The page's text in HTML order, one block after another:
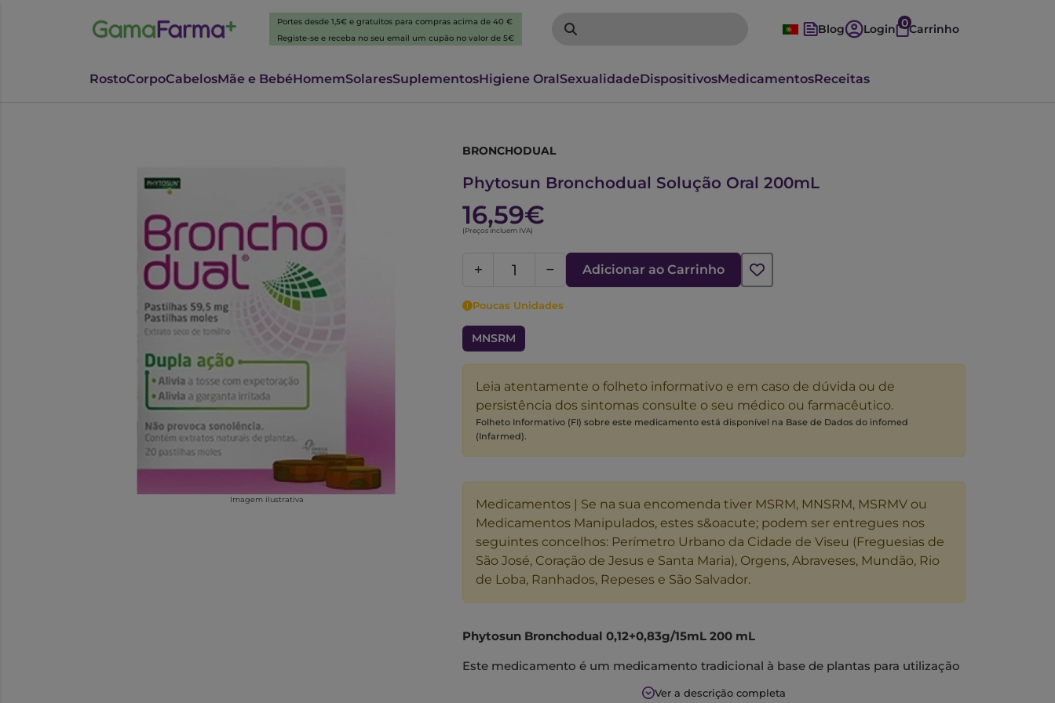
Portes desde 1,5€ e gratuitos para compras acima de 40 €
Registe-se e receba no seu email um cupão no valor de 5€
Blog Login 0Carrinho
RostoCorpoCabelosMãe e BebéHomemSolaresSuplementosHigiene OralSexualidadeDispositivosMedicamentosReceitas
Imagem ilustrativa
BRONCHODUAL
Phytosun Bronchodual Solução Oral 200mL
16,59€
(Preços incluem IVA)
Adicionar ao Carrinho
Poucas Unidades
MNSRM
Leia atentamente o folheto informativo e em caso de dúvida ou de
persistência dos sintomas consulte o seu médico ou farmacêutico.
Folheto Informativo (FI) sobre este medicamento está disponível na Base de Dados do infomed
(Infarmed).
Medicamentos | Se na sua encomenda tiver MSRM, MNSRM, MSRMV ou
Medicamentos Manipulados, estes s&oacute; podem ser entregues nos
seguintes concelhos: Perímetro Urbano da Cidade de Viseu (Freguesias de
São José, Coração de Jesus e Santa Maria), Orgens, Abraveses, Mundão, Rio
de Loba, Ranhados, Repeses e São Salvador.
Phytosun Bronchodual 0,12+0,83g/15mL 200 mL
Este medicamento é um medicamento tradicional à base de plantas para utilização
nas indicações especificadas e baseado exclusivamente numa utilização de longa
Ver a descrição completa